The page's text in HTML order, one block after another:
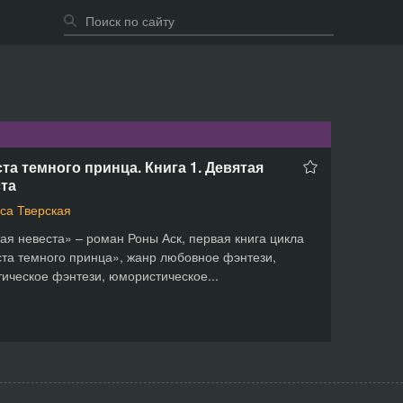
темного принца. Книга 1. Девятая
Тверская
невеста» – роман Роны Аск, первая книга цикла
темного принца», жанр любовное фэнтези,
фэнтези, юмористическое...